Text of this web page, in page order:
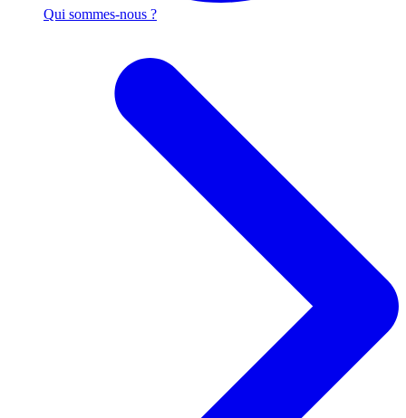
Qui sommes-nous ?